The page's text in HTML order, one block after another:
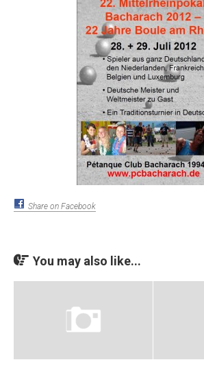
Share on Facebook
You may also like...